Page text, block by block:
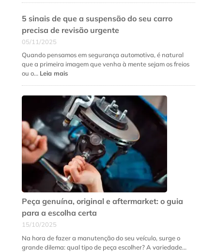
cardan:
como
no
meio
5 sinais de que a suspensão do seu carro
precisa de revisão urgente
05/11/2025
Quando pensamos em segurança automotiva, é natural
que a primeira imagem que venha à mente sejam os freios
ou o… Leia mais:
de
que
a
suspensão
do
seu
carro
precisa
de
revisão
urgente
Peça genuína, original e aftermarket: o guia
para a escolha certa
15/10/2025
Na hora de fazer a manutenção do seu veículo, surge o
grande dilema: qual tipo de peça escolher? A variedade…